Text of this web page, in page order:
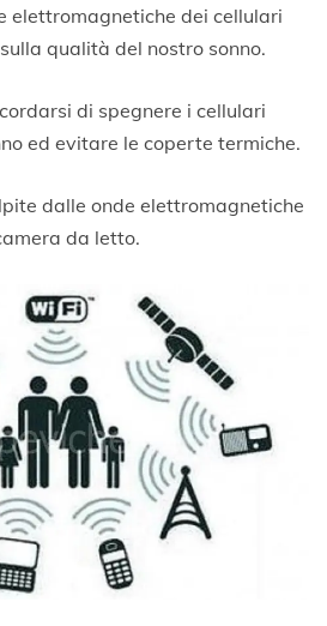
elettromagnetiche dei cellulari
qualità del nostro sonno.
di spegnere i cellulari
ed evitare le coperte termiche.
dalle onde elettromagnetiche
da letto.